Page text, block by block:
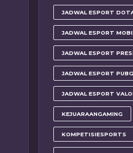
JADWAL ESPORT
JADWAL ESPORT
JADWAL ESPORT
JADWAL ESPORT PUBG
JADWAL ESPORT
KEJUARAANGAMING
KOMPETISIESPORTS